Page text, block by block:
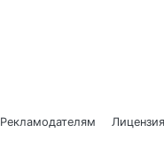
Рекламодателям